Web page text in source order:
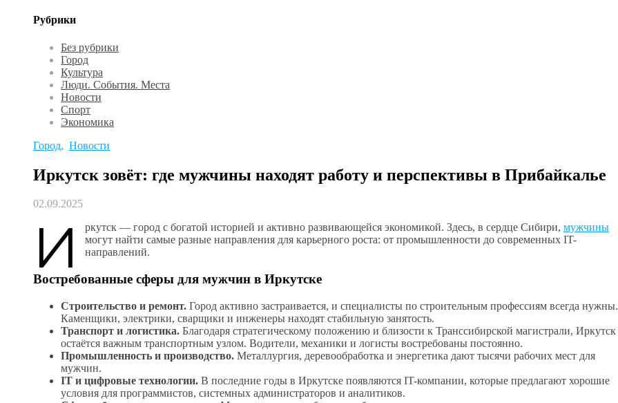
Рубрики
Без рубрики
Город
Культура
Люди. События. Места
Новости
Спорт
Экономика
Город, Новости
Иркутск зовёт: где мужчины находят работу и перспективы в Прибайкалье
02.09.2025
И ркутск — город с богатой историей и активно развивающейся экономикой. Здесь, в сердце Сибири, мужчины
могут найти самые разные направления для карьерного роста: от промышленности до современных IT-
направлений.
Востребованные сферы для мужчин в Иркутске
Строительство и ремонт. Город активно застраивается, и специалисты по строительным профессиям всегда нужны.
Каменщики, электрики, сварщики и инженеры находят стабильную занятость.
Транспорт и логистика. Благодаря стратегическому положению и близости к Транссибирской магистрали, Иркутск
остаётся важным транспортным узлом. Водители, механики и логисты востребованы постоянно.
Промышленность и производство. Металлургия, деревообработка и энергетика дают тысячи рабочих мест для
мужчин.
IT и цифровые технологии. В последние годы в Иркутске появляются IT-компании, которые предлагают хорошие
условия для программистов, системных администраторов и аналитиков.